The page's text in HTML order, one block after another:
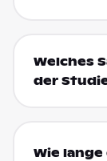
Welches
der
Wie